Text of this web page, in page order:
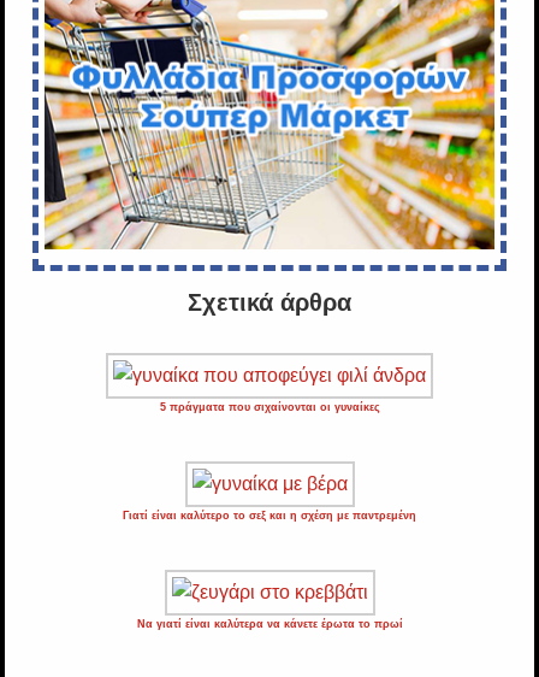
Σχετικά άρθρα
5 πράγματα που σιχαίνονται οι γυναίκες
Γιατί είναι καλύτερο το σεξ και η σχέση με παντρεμένη
Να γιατί είναι καλύτερα να κάνετε έρωτα το πρωί